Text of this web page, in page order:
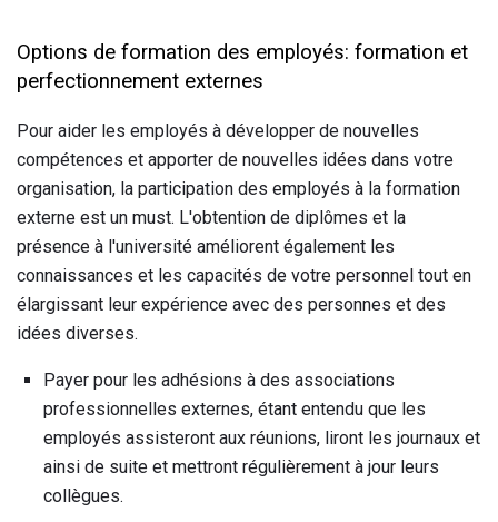
Options de formation des employés: formation et
perfectionnement externes
Pour aider les employés à développer de nouvelles
compétences et apporter de nouvelles idées dans votre
organisation, la participation des employés à la formation
externe est un must. L'obtention de diplômes et la
présence à l'université améliorent également les
connaissances et les capacités de votre personnel tout en
élargissant leur expérience avec des personnes et des
idées diverses.
Payer pour les adhésions à des associations
professionnelles externes, étant entendu que les
employés assisteront aux réunions, liront les journaux et
ainsi de suite et mettront régulièrement à jour leurs
collègues.